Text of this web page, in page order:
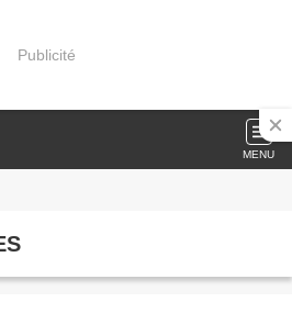
Publicité
MENU